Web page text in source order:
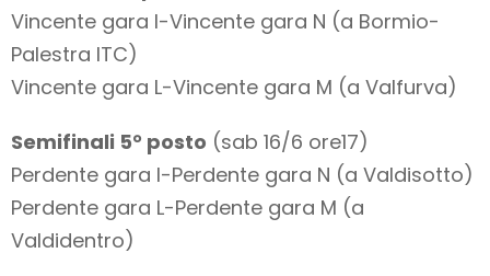
Vincente gara I-Vincente gara N (a Bormio-
Palestra ITC)
Vincente gara L-Vincente gara M (a Valfurva)
Semifinali 5° posto (sab 16/6 ore17)
Perdente gara I-Perdente gara N (a Valdisotto)
Perdente gara L-Perdente gara M (a
Valdidentro)